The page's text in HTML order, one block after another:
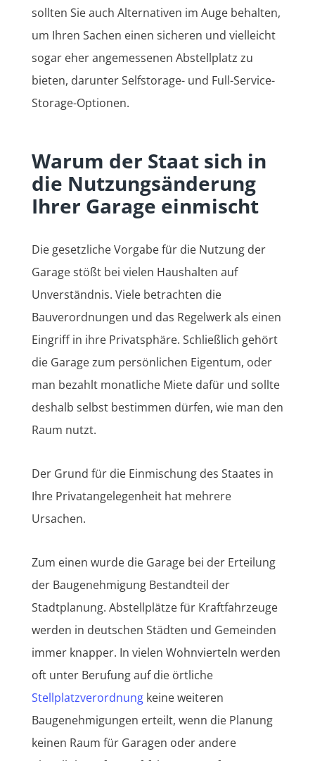
sollten Sie auch Alternativen im Auge behalten,
um Ihren Sachen einen sicheren und vielleicht
sogar eher angemessenen Abstellplatz zu
bieten, darunter Selfstorage- und Full-Service-
Storage-Optionen.
Warum der Staat sich in
die Nutzungsänderung
Ihrer Garage einmischt
Die gesetzliche Vorgabe für die Nutzung der
Garage stößt bei vielen Haushalten auf
Unverständnis. Viele betrachten die
Bauverordnungen und das Regelwerk als einen
Eingriff in ihre Privatsphäre. Schließlich gehört
die Garage zum persönlichen Eigentum, oder
man bezahlt monatliche Miete dafür und sollte
deshalb selbst bestimmen dürfen, wie man den
Raum nutzt.
Der Grund für die Einmischung des Staates in
Ihre Privatangelegenheit hat mehrere
Ursachen.
Zum einen wurde die Garage bei der Erteilung
der Baugenehmigung Bestandteil der
Stadtplanung. Abstellplätze für Kraftfahrzeuge
werden in deutschen Städten und Gemeinden
immer knapper. In vielen Wohnvierteln werden
oft unter Berufung auf die örtliche
Stellplatzverordnungkeine weiteren
Baugenehmigungen erteilt, wenn die Planung
keinen Raum für Garagen oder andere